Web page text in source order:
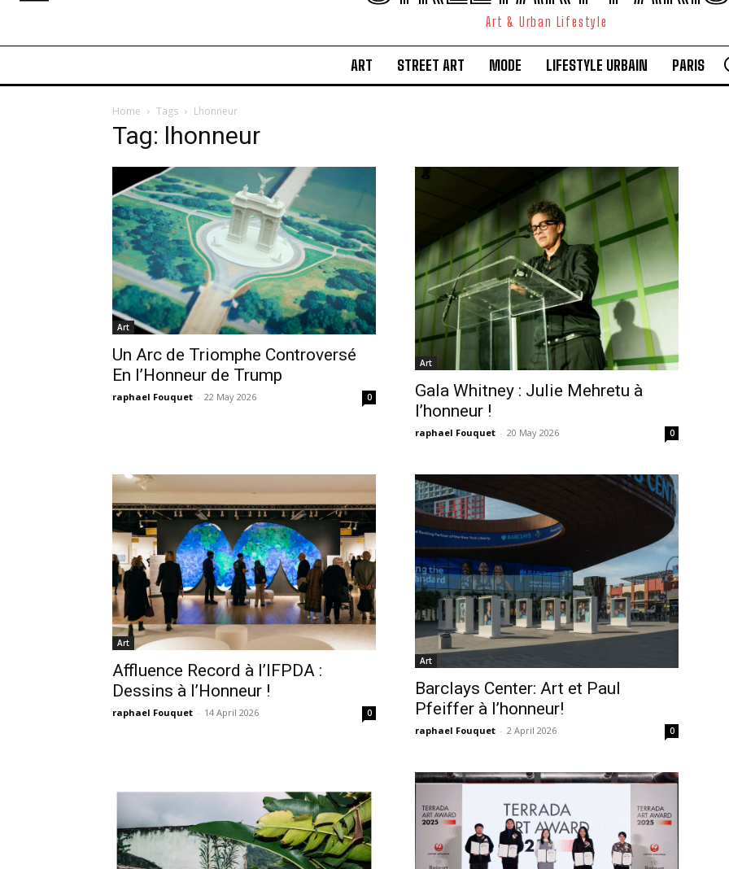
Art & Urban Lifestyle
ART STREET ART MODE LIFESTYLE URBAIN PARIS
Home Tags Lhonneur
Tag: lhonneur
Art
Un Arc de Triomphe Controversé
En l’Honneur de Trump
raphael Fouquet - 22 May 2026 0
Art
Gala Whitney : Julie Mehretu à
l’honneur !
raphael Fouquet - 20 May 2026 0
Art
Affluence Record à l’IFPDA :
Dessins à l’Honneur !
raphael Fouquet - 14 April 2026 0
Art
Barclays Center: Art et Paul
Pfeiffer à l’honneur!
raphael Fouquet - 2 April 2026 0